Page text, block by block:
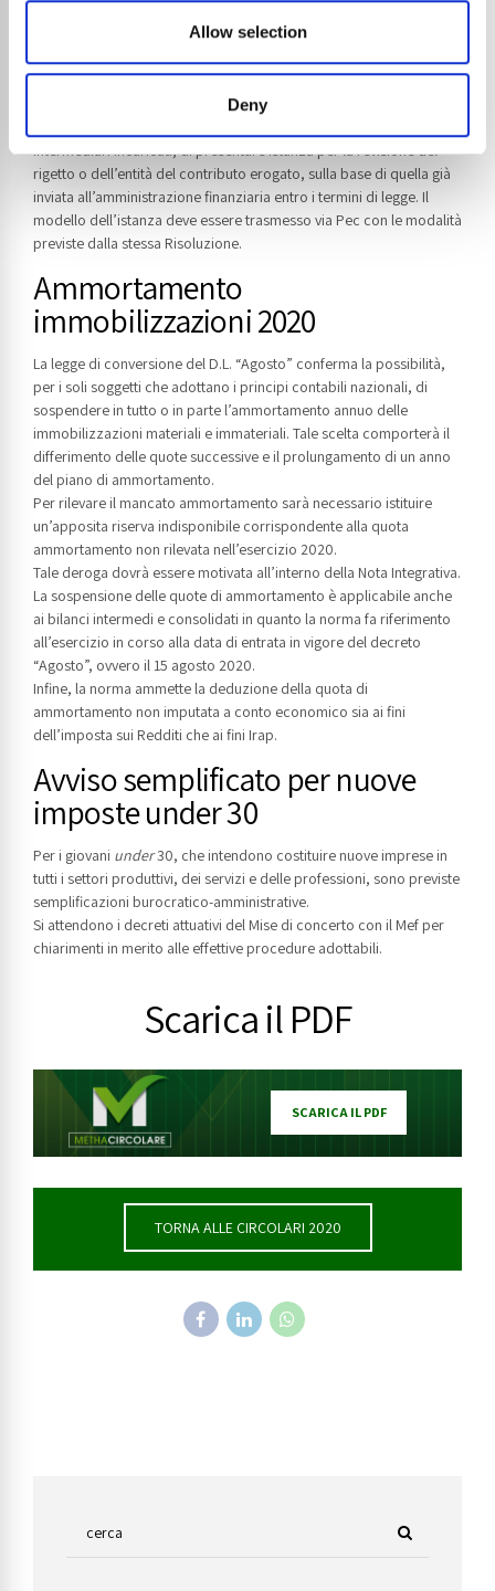
Allow selection
Deny
eventuali istanze sostitutive del Fondo Perduto tramite il canale
telematico, a fronte di errori commessi nella richiesta, in quanto gli
esiti di scarto spesso pervenivano oltre la scadenza non
consentendo di procedere con azioni correttive.
intermediari incaricati, di presentare istanza per la revisione del
rigetto o dell’entità del contributo erogato, sulla base di quella già
inviata all’amministrazione finanziaria entro i termini di legge. Il
modello dell’istanza deve essere trasmesso via Pec con le modalità
previste dalla stessa Risoluzione.
Ammortamento
immobilizzazioni 2020
La legge di conversione del D.L. “Agosto” conferma la possibilità,
per i soli soggetti che adottano i principi contabili nazionali, di
sospendere in tutto o in parte l’ammortamento annuo delle
immobilizzazioni materiali e immateriali. Tale scelta comporterà il
differimento delle quote successive e il prolungamento di un anno
del piano di ammortamento.
Per rilevare il mancato ammortamento sarà necessario istituire
un’apposita riserva indisponibile corrispondente alla quota
ammortamento non rilevata nell’esercizio 2020.
Tale deroga dovrà essere motivata all’interno della Nota Integrativa.
La sospensione delle quote di ammortamento è applicabile anche
ai bilanci intermedi e consolidati in quanto la norma fa riferimento
all’esercizio in corso alla data di entrata in vigore del decreto
“Agosto”, ovvero il 15 agosto 2020.
Infine, la norma ammette la deduzione della quota di
ammortamento non imputata a conto economico sia ai fini
dell’imposta sui Redditi che ai fini Irap.
Avviso semplificato per nuove
imposte under 30
Per i giovani under30, che intendono costituire nuove imprese in
tutti i settori produttivi, dei servizi e delle professioni, sono previste
semplificazioni burocratico-amministrative.
Si attendono i decreti attuativi del Mise di concerto con il Mef per
chiarimenti in merito alle effettive procedure adottabili.
Scarica il PDF
SCARICA IL PDF
TORNA ALLE CIRCOLARI 2020